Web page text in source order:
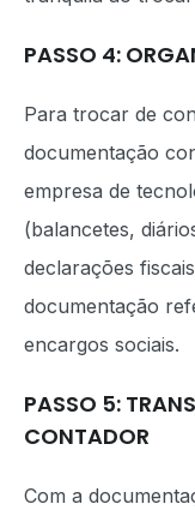
PASSO 4:
Para trocar de
documentação
empresa de
(balancetes,
declarações
documentação
encargos sociais.
PASSO 5:
CONTADOR
Com a